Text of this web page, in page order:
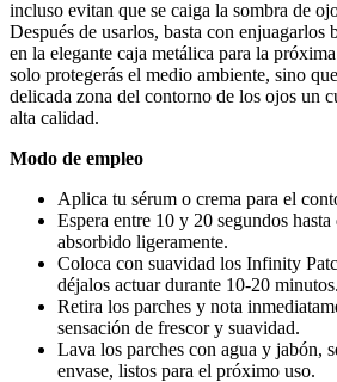
incluso evitan que se caiga la sombra de
Después de usarlos, basta con
en la elegante caja metálica para la
solo protegerás el medio ambiente, sino
delicada zona del contorno de los ojos un
alta calidad.
Modo de empleo
Aplica tu sérum o crema para el
Espera entre 10 y 20 segundos
absorbido ligeramente.
Coloca con suavidad los Infinity
déjalos actuar durante 10-20 minutos.
Retira los parches y nota
sensación de frescor y suavidad.
Lava los parches con agua y jabón,
envase, listos para el próximo uso.